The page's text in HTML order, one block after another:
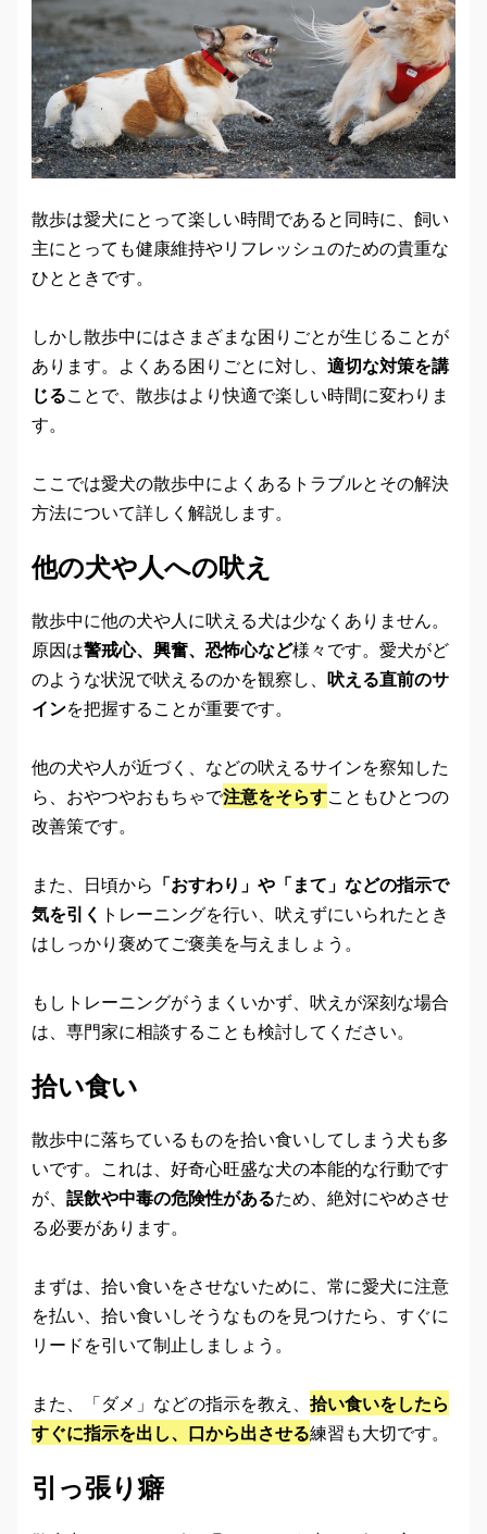
散歩は愛犬にとって楽しい時間であると同時に、飼い
主にとっても健康維持やリフレッシュのための貴重な
ひとときです。
しかし散歩中にはさまざまな困りごとが生じることが
あります。よくある困りごとに対し、 適切な対策を講
じることで、散歩はより快適で楽しい時間に変わりま
す。
ここでは愛犬の散歩中によくあるトラブルとその解決
方法について詳しく解説します。
他の犬や人への吠え
散歩中に他の犬や人に吠える犬は少なくありません。
原因は警戒心、興奮、恐怖心など様々です。愛犬がど
のような状況で吠えるのかを観察し、 吠える直前のサ
インを把握することが重要です。
他の犬や人が近づく、などの吠えるサインを察知した
ら、おやつやおもちゃで注意をそらすこともひとつの
改善策です。
また、日頃から 「おすわり」や「まて」などの指示で
気を引く トレーニングを行い、吠えずにいられたとき
はしっかり褒めてご褒美を与えましょう。
もしトレーニングがうまくいかず、吠えが深刻な場合
は、専門家に相談することも検討してください。
拾い食い
散歩中に落ちているものを拾い食いしてしまう犬も多
いです。これは、好奇心旺盛な犬の本能的な行動です
が、 誤飲や中毒の危険性があるため、絶対にやめさせ
る必要があります。
まずは、拾い食いをさせないために、常に愛犬に注意
を払い、拾い食いしそうなものを見つけたら、すぐに
リードを引いて制止しましょう。
また、「ダメ」などの指示を教え、 拾い食いをしたら
すぐに指示を出し、口から出させる練習も大切です。
引っ張り癖